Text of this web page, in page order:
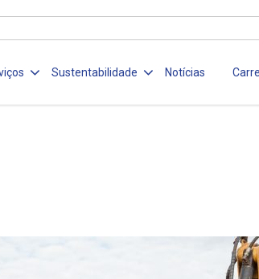
Sustentabilidade Notícias